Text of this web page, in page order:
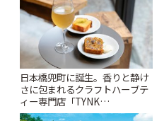
日本橋兜町に誕生。香りと静け
さに包まれるクラフトハーブテ
ィー専門店「TYNK
Kabutocho」 | ことりっぷ